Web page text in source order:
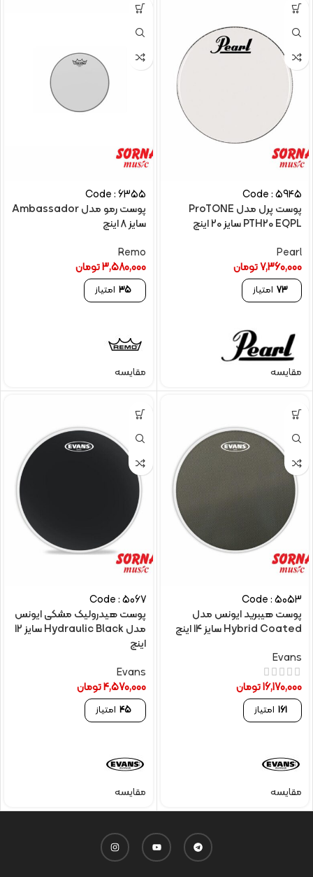
Code : 5945
پوست پرل مدل ProTONE
PTH20 EQPL سایز 20 اینچ
Pearl
7,360,000تومان
73 امتیاز
مقایسه
Code : 6355
پوست رمو مدل Ambassador
سایز 8 اینچ
Remo
3,580,000تومان
35 امتیاز
مقایسه
Code : 5053
پوست هیبرید ایونس مدل
Hybrid Coated سایز 14 اینچ
Evans
16,170,000تومان
161 امتیاز
مقایسه
Code : 5067
پوست هیدرولیک مشکی ایونس
مدل Hydraulic Black سایز 12
اینچ
Evans
4,570,000تومان
45 امتیاز
مقایسه